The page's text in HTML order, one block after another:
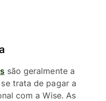
são geralmente a
trata de pagar a
com a Wise. As